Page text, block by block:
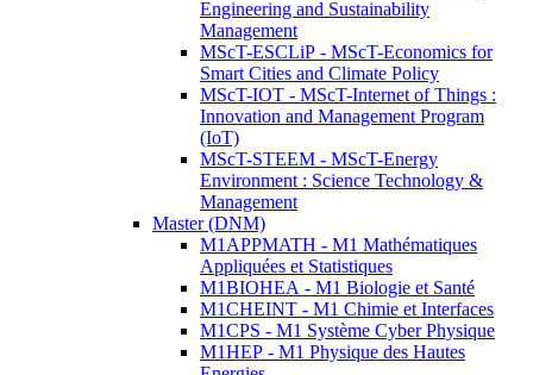
Engineering and Sustainability
Management
MScT-ESCLiP - MScT-Economics for
Smart Cities and Climate Policy
MScT-IOT - MScT-Internet of Things :
Innovation and Management Program
(IoT)
MScT-STEEM - MScT-Energy
Environment : Science Technology &
Management
Master (DNM)
M1APPMATH - M1 Mathématiques
Appliquées et Statistiques
M1BIOHEA - M1 Biologie et Santé
M1CHEINT - M1 Chimie et Interfaces
M1CPS - M1 Système Cyber Physique
M1HEP - M1 Physique des Hautes